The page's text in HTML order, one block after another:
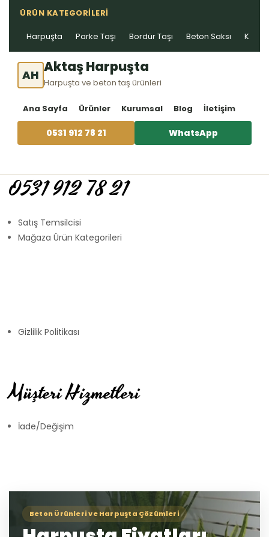
ÜRÜN KATEGORILERI
Harpuşta Parke Taşı Bordür Taşı Beton Saksı Kablo
AH Aktaş Harpuşta
Harpuşta ve beton taş ürünleri
Ana Sayfa Ürünler Kurumsal Blog İletişim
0531 912 78 21 WhatsApp
0531 912 78 21
Satış Temsilcisi
Mağaza Ürün Kategorileri
Gizlilik Politikası
Müşteri Hizmetleri
İade/Değişim